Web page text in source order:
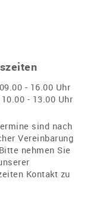
- 16.00 Uhr
- 13.00 Uhr
sind nach
Vereinbarung
nehmen Sie
Kontakt zu